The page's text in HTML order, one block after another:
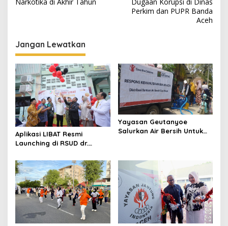
g
a
s
i
p
o
s
Perkim dan PUPR Banda
Aceh
Jangan Lewatkan
Aplikasi LIBAT Resmi
Launching di RSUD dr.
Yayasan Geutanyoe
Salurkan Air Bersih Untuk